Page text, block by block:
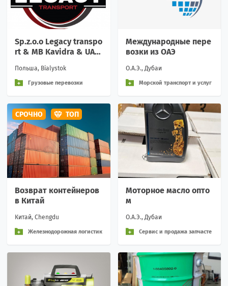
Sp.z.o.o Legacy transpo
rt & MB Kavidra & UAB
Польша, Bialystok
Грузовые перевозки
Международные пере
возки из ОАЭ
О.А.Э., Дубаи
Морской транспорт и услуг
СРОЧНО ТОП
Возврат контейнеров
в Китай
Китай, Chengdu
Железнодорожная логистик
Моторное масло опто
м
О.А.Э., Дубаи
Сервис и продажа запчасте